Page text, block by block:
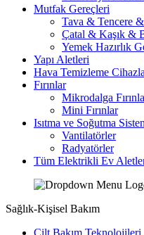
Mutfak Gereçleri
Tava & Tencere
Çatal & Kaşık &
Yemek Hazırlık
Yapı Aletleri
Hava Temizleme
Fırınlar
Mikrodalga
Mini Fırınlar
Isıtma ve Soğutma
Vantilatörler
Radyatörler
Tüm Elektrikli Ev
Sağlık-Kişisel Bakım
Cilt Bakım Teknolojileri